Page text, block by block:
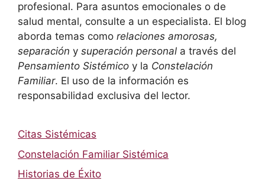
profesional. Para asuntos emocionales o de
salud mental, consulte a un especialista. El blog
aborda temas como relaciones amorosas,
separación y superación personal a través del
Pensamiento Sistémico y la Constelación
Familiar. El uso de la información es
responsabilidad exclusiva del lector.
Citas Sistémicas
Constelación Familiar Sistémica
Historias de Éxito